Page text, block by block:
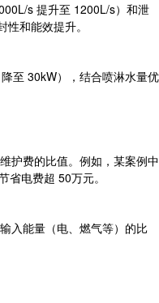
s 提升至 1200L/s）和泄
和能效提升。
至 30kW），结合喷淋水量优
护费的比值。例如，某案例中
省电费超 50万元。
入能量（电、燃气等）的比